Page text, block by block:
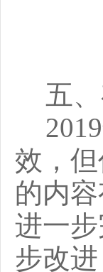
五
2019
效，
的内
进一步
步改